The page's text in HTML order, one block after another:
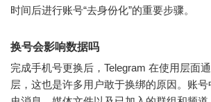
时间后进行账号“去身份化”的重要步骤。
换号会影响数据吗
完成手机号更换后，Telegram 在使用层面
层，这也是许多用户敢于换绑的原因。账